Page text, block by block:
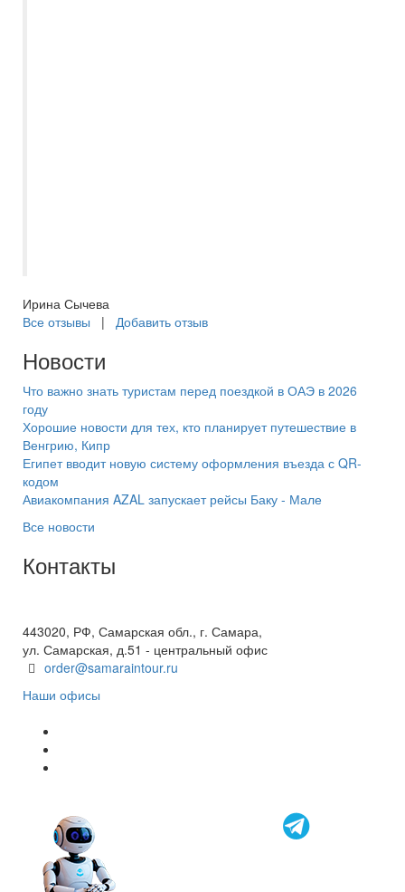
Ирина Сычева
Все отзывы | Добавить отзыв
Новости
Что важно знать туристам перед поездкой в ОАЭ в 2026
году
Хорошие новости для тех, кто планирует путешествие в
Венгрию, Кипр
Египет вводит новую систему оформления въезда с QR-
кодом
Авиакомпания AZAL запускает рейсы Баку - Мале
Все новости
Контакты
443020, РФ, Самарская обл., г. Самара,
ул. Самарская, д.51 - центральный офис
order@samaraintour.ru
Наши офисы